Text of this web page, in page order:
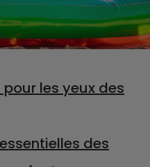
les yeux des
des